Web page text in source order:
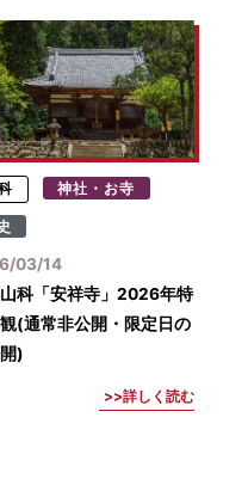
神社・お寺
03/14
科「安祥寺」2026年特
(通常非公開・限定日の
)
詳しく読む